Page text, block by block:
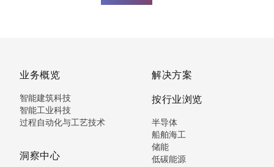
业务概览
智能建筑科技
智能工业科技
过程自动化与工艺技术
洞察中心
解决方案
按行业浏览
半导体
船舶海工
储能
低碳能源